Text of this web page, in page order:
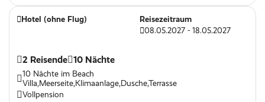
Hotel (ohne Flug)
Reisezeitraum
08.05.2027 - 18.05.2027
2 Reisende 10 Nächte
10 Nächte im Beach
Villa,Meerseite,Klimaanlage,Dusche,Terrasse
Vollpension